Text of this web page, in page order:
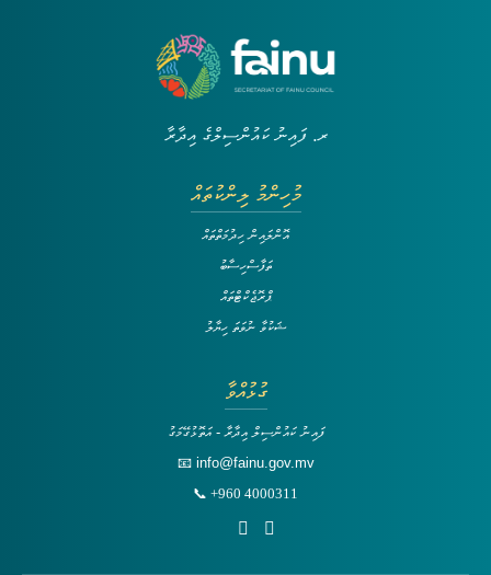
ރ. ފައިނު ކައުންސިލްގެ އިދާރާ
މުހިންމު ލިންކުތައް
އޮންލައިން ހިދުމަތްތައް
ތަފާސްހިސާބު
ޕްރޮޖެކްޓްތައް
ޝަކުވާ ނުވަތަ ހިޔާލު
ގުޅުއްވާ
ފައިނު ކައުންސިލް އިދާރާ - އަތޮޅުގޭމަގު
📧 info@fainu.gov.mv
📞 +960 4000311